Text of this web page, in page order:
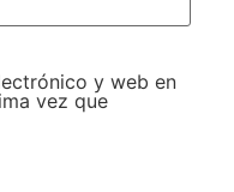
y web en
vez que